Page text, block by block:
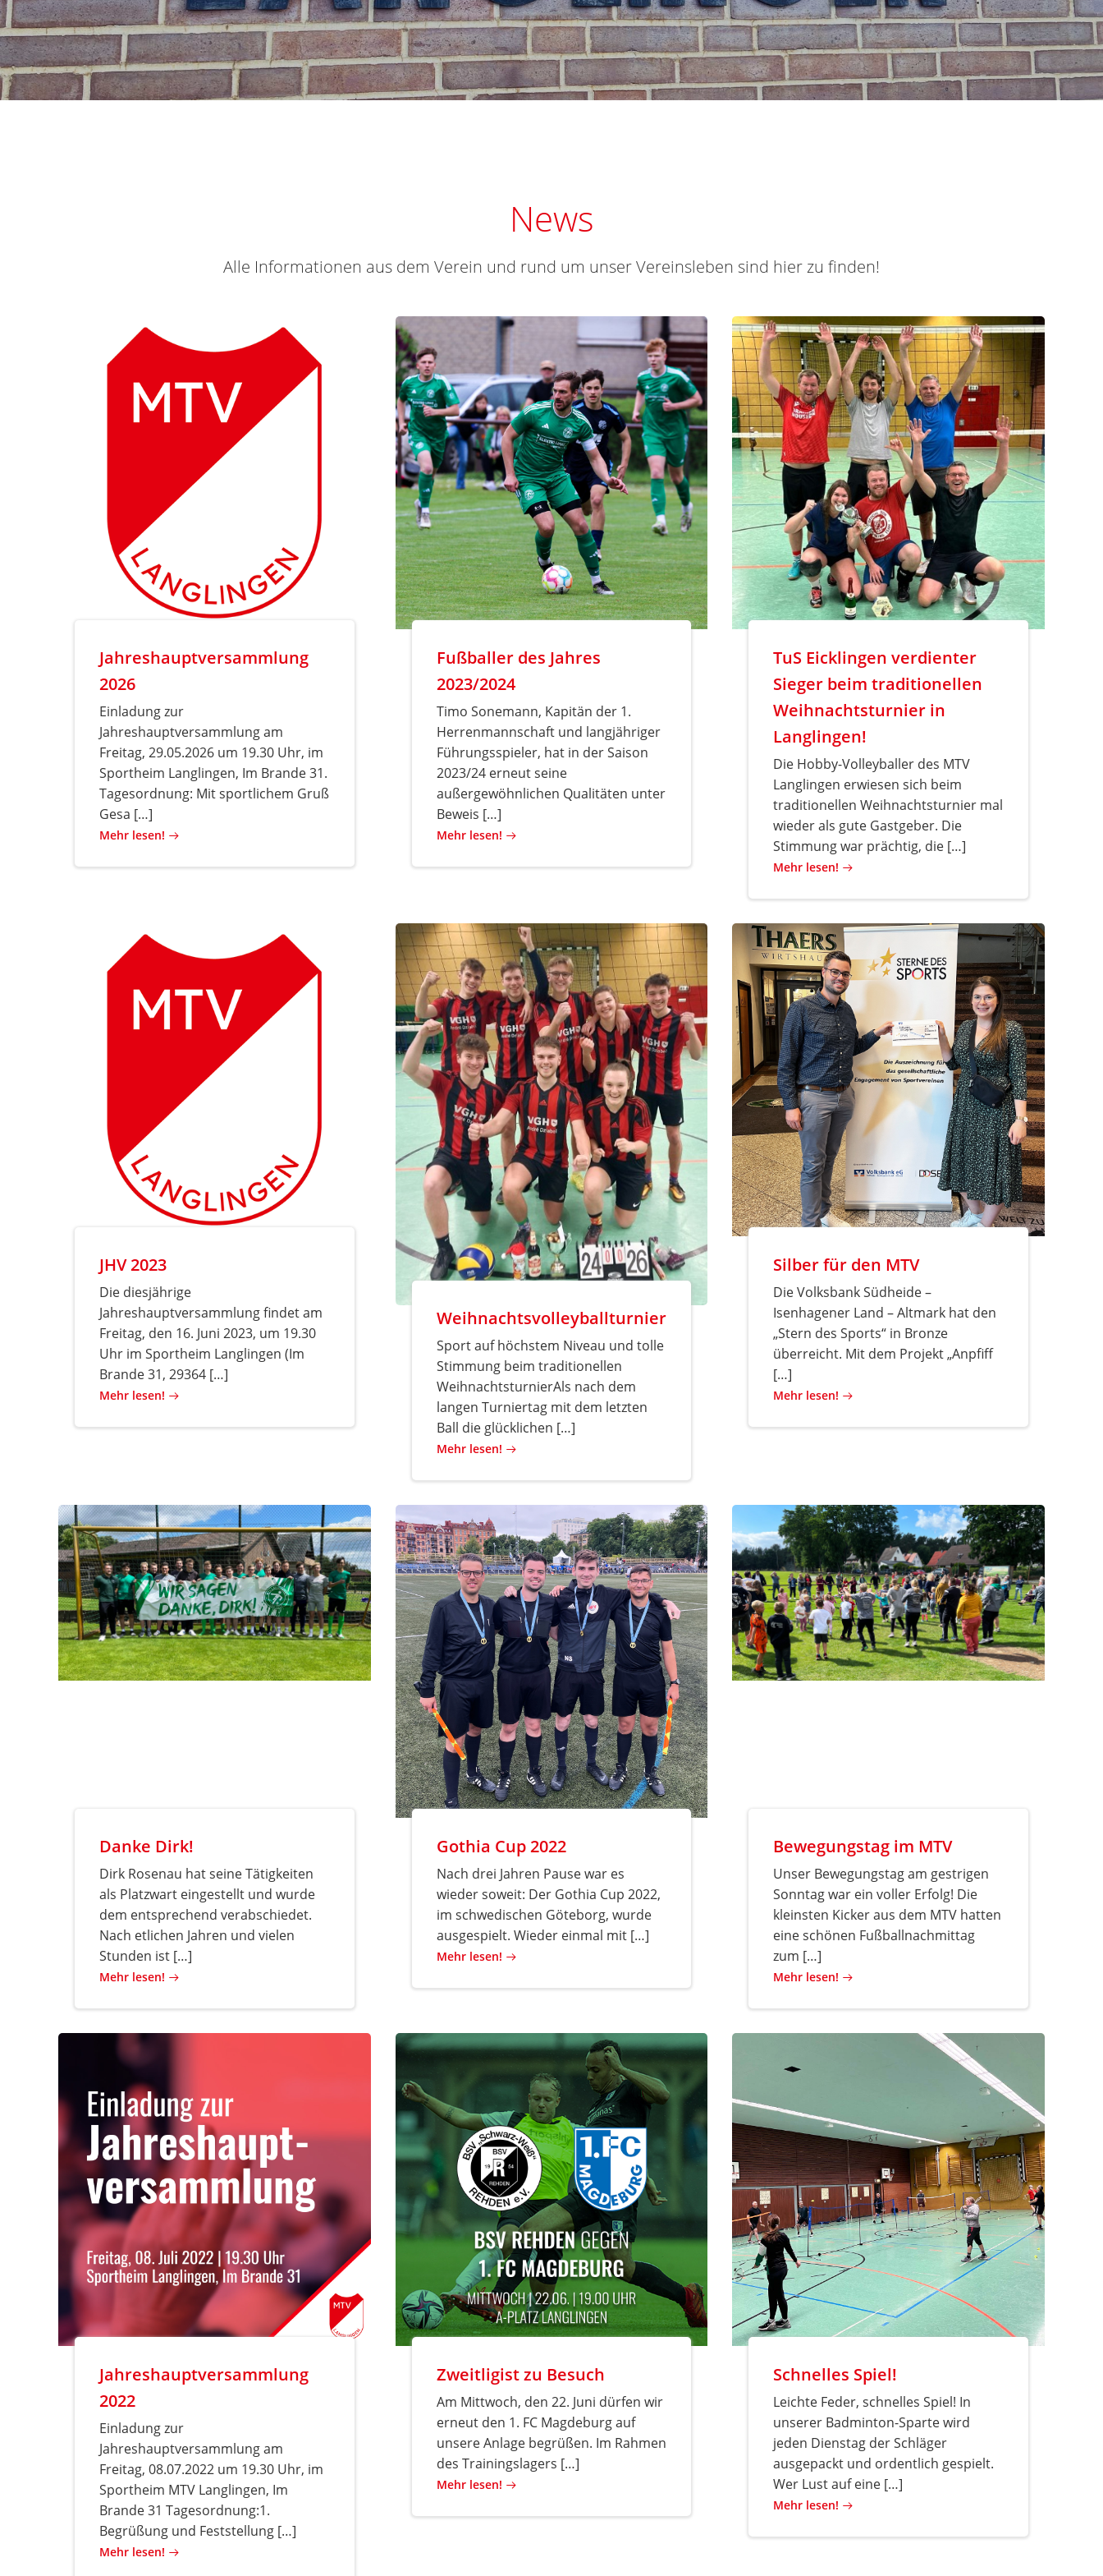
News
Alle Informationen aus dem Verein und rund um unser Vereinsleben sind hier zu finden!
Jahreshauptversammlung
2026
Einladung zur
Jahreshauptversammlung am
Freitag, 29.05.2026 um 19.30 Uhr, im
Sportheim Langlingen, Im Brande 31.
Tagesordnung: Mit sportlichem Gruß
Gesa […]
Mehr lesen!
Fußballer des Jahres
2023/2024
Timo Sonemann, Kapitän der 1.
Herrenmannschaft und langjähriger
Führungsspieler, hat in der Saison
2023/24 erneut seine
außergewöhnlichen Qualitäten unter
Beweis […]
Mehr lesen!
TuS Eicklingen verdienter
Sieger beim traditionellen
Weihnachtsturnier in
Langlingen!
Die Hobby-Volleyballer des MTV
Langlingen erwiesen sich beim
traditionellen Weihnachtsturnier mal
wieder als gute Gastgeber. Die
Stimmung war prächtig, die […]
Mehr lesen!
JHV 2023
Die diesjährige
Jahreshauptversammlung findet am
Freitag, den 16. Juni 2023, um 19.30
Uhr im Sportheim Langlingen (Im
Brande 31, 29364 […]
Mehr lesen!
Weihnachtsvolleyballturnier
Sport auf höchstem Niveau und tolle
Stimmung beim traditionellen
WeihnachtsturnierAls nach dem
langen Turniertag mit dem letzten
Ball die glücklichen […]
Mehr lesen!
Silber für den MTV
Die Volksbank Südheide –
Isenhagener Land – Altmark hat den
„Stern des Sports“ in Bronze
überreicht. Mit dem Projekt „Anpfiff
[…]
Mehr lesen!
Danke Dirk!
Dirk Rosenau hat seine Tätigkeiten
als Platzwart eingestellt und wurde
dem entsprechend verabschiedet.
Nach etlichen Jahren und vielen
Stunden ist […]
Mehr lesen!
Gothia Cup 2022
Nach drei Jahren Pause war es
wieder soweit: Der Gothia Cup 2022,
im schwedischen Göteborg, wurde
ausgespielt. Wieder einmal mit […]
Mehr lesen!
Bewegungstag im MTV
Unser Bewegungstag am gestrigen
Sonntag war ein voller Erfolg! Die
kleinsten Kicker aus dem MTV hatten
eine schönen Fußballnachmittag
zum […]
Mehr lesen!
Jahreshauptversammlung
2022
Einladung zur
Jahreshauptversammlung am
Freitag, 08.07.2022 um 19.30 Uhr, im
Sportheim MTV Langlingen, Im
Brande 31 Tagesordnung:1.
Begrüßung und Feststellung […]
Mehr lesen!
Zweitligist zu Besuch
Am Mittwoch, den 22. Juni dürfen wir
erneut den 1. FC Magdeburg auf
unsere Anlage begrüßen. Im Rahmen
des Trainingslagers […]
Mehr lesen!
Schnelles Spiel!
Leichte Feder, schnelles Spiel! In
unserer Badminton-Sparte wird
jeden Dienstag der Schläger
ausgepackt und ordentlich gespielt.
Wer Lust auf eine […]
Mehr lesen!